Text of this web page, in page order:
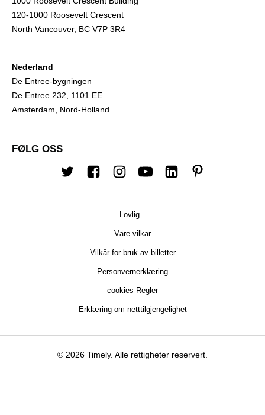
120-1000 Roosevelt Crescent
North Vancouver, BC V7P 3R4
Nederland
De Entree-bygningen
De Entree 232, 1101 EE
Amsterdam, Nord-Holland
FØLG OSS
TwitterFacebookInstagram
YoutubeLinkedin
Lovlig
Våre vilkår
Vilkår for bruk av billetter
Personvernerklæring
cookies Regler
Erklæring om netttilgjengelighet
© 2026 Timely. Alle rettigheter reservert.